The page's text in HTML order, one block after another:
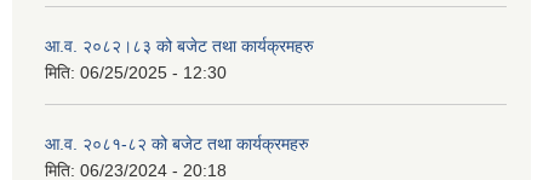
आ.व. २०८२।८३ को बजेट तथा कार्यक्रमहरु
मिति: 06/25/2025 - 12:30
आ.व. २०८१-८२ को बजेट तथा कार्यक्रमहरु
मिति: 06/23/2024 - 20:18